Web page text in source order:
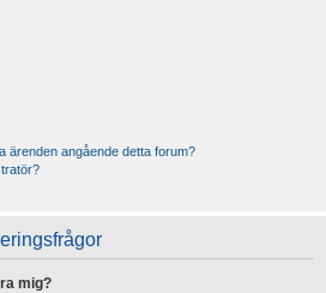
ärenden angående detta forum?
mig?